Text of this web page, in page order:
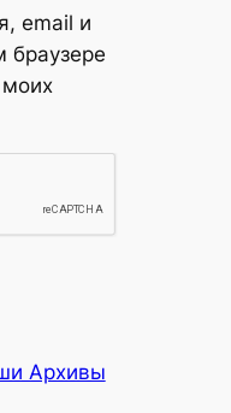
email и
браузере
Архивы